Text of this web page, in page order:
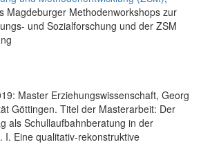
Magdeburger Methodenworkshops zur
und Sozialforschung und der ZSM
Master Erziehungswissenschaft, Georg
Göttingen. Titel der Masterarbeit: Der
als Schullaufbahnberatung in der
I. Eine qualitativ-rekonstruktive